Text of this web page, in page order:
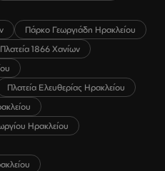
Πάρκο Γεωργιάδη Ηρακλείου
Πλατεία 1866 Χανίων
Πλατεία Ελευθερίας Ηρακλείου
Ηρακλείου